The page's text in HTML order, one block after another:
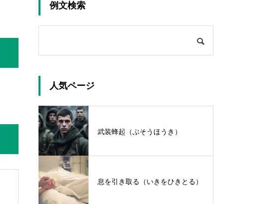
例文検索
人気ページ
武装蜂起（ぶそうほうき）
息を引き取る（いきをひきとる）